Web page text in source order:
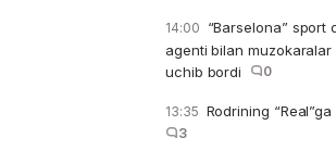
14:00 “Barselona” sport
agenti bilan
uchib bordi
0
13:35 Rodrining
3